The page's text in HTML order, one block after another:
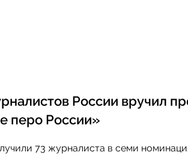
России вручил
перо России»
73 журналиста в семи